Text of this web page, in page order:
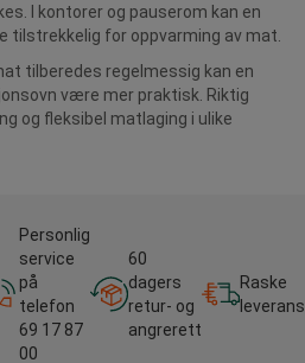
I kontorer og pauserom kan en
tilstrekkelig for oppvarming av mat.
tilberedes regelmessig kan en
være mer praktisk. Riktig
og fleksibel matlaging i ulike
Personlig
service
på
telefon
69 17 87
00
60
dagers
retur- og
angrerett
Raske